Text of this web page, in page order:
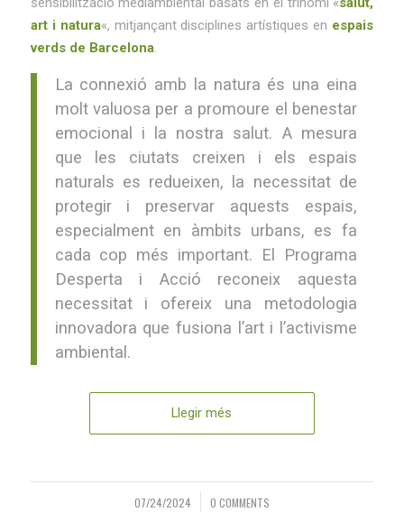
art i natura«, mitjançant disciplines artístiques en espais
verds de Barcelona.
La connexió amb la natura és una eina
molt valuosa per a promoure el benestar
emocional i la nostra salut. A mesura
que les ciutats creixen i els espais
naturals es redueixen, la necessitat de
protegir i preservar aquests espais,
especialment en àmbits urbans, es fa
cada cop més important. El Programa
Desperta i Acció reconeix aquesta
necessitat i ofereix una metodologia
innovadora que fusiona l’art i l’activisme
ambiental.
Llegir més
07/24/2024
/ 0 COMMENTS